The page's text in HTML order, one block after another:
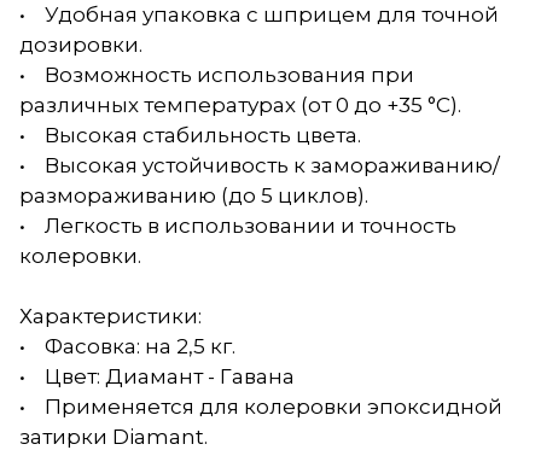
• Удобная упаковка с шприцем для точной
дозировки.
• Возможность использования при
различных температурах (от 0 до +35 °С).
• Высокая стабильность цвета.
• Высокая устойчивость к замораживанию/
размораживанию (до 5 циклов).
• Легкость в использовании и точность
колеровки.
Характеристики:
• Фасовка: на 2,5 кг.
• Цвет: Диамант - Гавана
• Применяется для колеровки эпоксидной
затирки Diamant.